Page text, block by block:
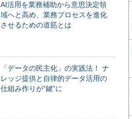
AI活用を業務補助から意思決定領
域へと高め、業務プロセスを進化
させるための道筋とは
「データの民主化」の実践法！ ナ
レッジ提供と自律的データ活用の
仕組み作りが“鍵”に